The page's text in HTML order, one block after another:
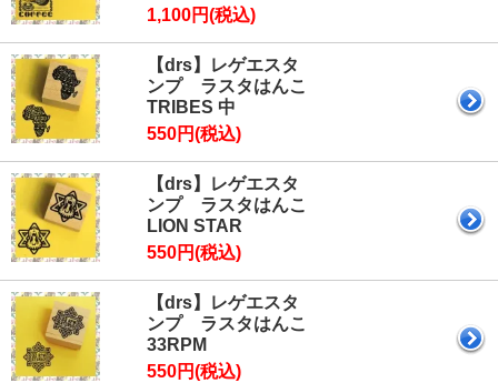
1,100円(税込)
【drs】レゲエスタ
ンプ ラスタはんこ
TRIBES 中
550円(税込)
【drs】レゲエスタ
ンプ ラスタはんこ
LION STAR
550円(税込)
【drs】レゲエスタ
ンプ ラスタはんこ
33RPM
550円(税込)